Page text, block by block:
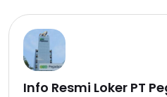
Info Resmi Loker PT